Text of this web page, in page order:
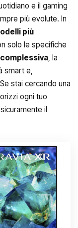
e il gaming
più evolute. In
più
solo le specifiche
complessiva , la
smart e,
stai cercando una
ogni tuo
il